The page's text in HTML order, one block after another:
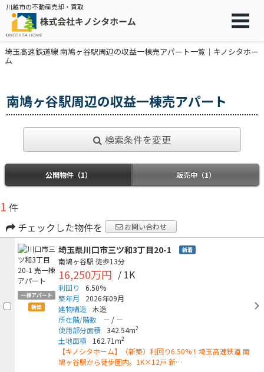
川越市の不動産売却・買取
埼玉高速鉄道線 南鳩ヶ谷駅周辺の収益一棟売アパート一覧｜キノシタホー
ム
南鳩ヶ谷駅周辺の収益一棟売アパート
検索条件を変更
公開物件（1） 販売中（1）
1 件
チェックした物件を
お問い合わせ
一棟アパート
新築
埼玉県川口市三ツ和3丁目20-1 新着
南鳩ヶ谷駅 徒歩13分
16,250万円 / 1K
利回り
6.50%
築年月
2026年09月
建物構造 木造
所在階/階数
－ / －
使用部分面積
342.54m2
土地面積 162.71m2
【キノシタホーム】（新築）利回り6.50%！埼玉高速鉄道 南
鳩ヶ谷駅から徒歩圏内。1K×12戸 新…